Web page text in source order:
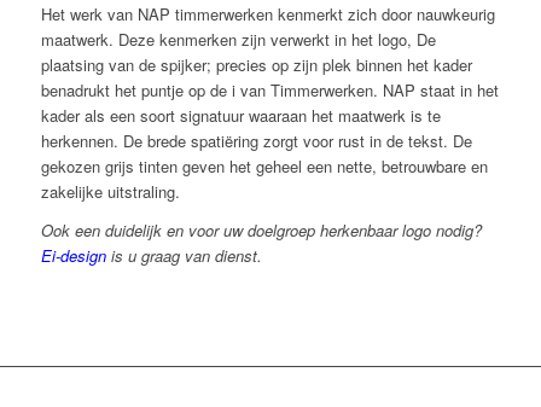
Het werk van NAP timmerwerken kenmerkt zich door nauwkeurig
maatwerk. Deze kenmerken zijn verwerkt in het logo, De
plaatsing van de spijker; precies op zijn plek binnen het kader
benadrukt het puntje op de i van Timmerwerken. NAP staat in het
kader als een soort signatuur waaraan het maatwerk is te
herkennen. De brede spatiëring zorgt voor rust in de tekst. De
gekozen grijs tinten geven het geheel een nette, betrouwbare en
zakelijke uitstraling.
Ook een duidelijk en voor uw doelgroep herkenbaar logo nodig?
Ei-designis u graag van dienst.